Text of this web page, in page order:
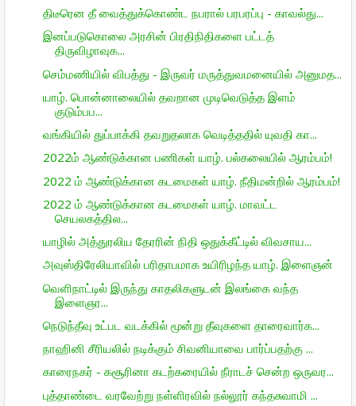
திடீரென தீ வைத்துக்கொண்ட நபரால் பரபரப்பு - காவல்து...
இனப்படுகொலை அரசின் பிரதிநிதிகளை பட்டத்
திருவிழாவுக...
செம்மணியில் விபத்து - இருவர் மருத்துவமனையில் அனுமத...
யாழ். பொன்னாலையில் தவறான முடிவெடுத்த இளம்
குடும்பப...
வங்கியில் துப்பாக்கி தவறுதலாக வெடித்ததில் யுவதி கா...
2022ம் ஆண்டுக்கான பணிகள் யாழ். பல்கலையில் ஆரம்பம்!
2022 ம் ஆண்டுக்கான கடமைகள் யாழ். நீதிமன்றில் ஆரம்பம்!
2022 ம் ஆண்டுக்கான கடமைகள் யாழ். மாவட்ட
செயலகத்தில...
யாழில் அத்துரலிய தேரரின் நிதி ஒதுக்கீட்டில் விவசாய...
அவுஸ்திரேலியாவில் பரிதாபமாக உயிரிழந்த யாழ். இளைஞன்
வெளிநாட்டில் இருந்து காதலிகளுடன் இலங்கை வந்த
இளைஞர...
நெடுந்தீவு உட்பட வடக்கில் மூன்று தீவுகளை தாரைவார்க...
நாஹினி சீரியலில் நடிக்கும் சிவனியாவை பார்ப்பதற்கு ...
காரைநகர் - கசூரினா கடற்கரையில் நீராடச் சென்ற ஒருவர...
புத்தாண்டை வரவேற்று நள்ளிரவில் நல்லூர் கந்தசுவாமி ...